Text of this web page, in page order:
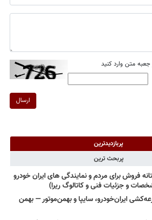
جعبه متن وارد کنید
ارسال
پربازدیدترین
پربحث ترین
فروش برای مردم و نمایندگی های ایران خودرو
و جزئیات فنی و کاتالوگ ریرا)
ایران‌خودرو، سایپا و بهمن‌موتور — بهمن